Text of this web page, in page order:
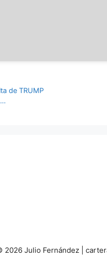
de TRUMP
2026 Julio Fernández |